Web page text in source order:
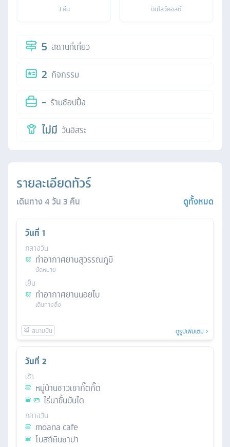
3คืน บินโลว์คอสต์
5 สถานที่เที่ยว
2 กิจกรรม
- ร้านช้อปปิ้ง
ไม่มี วันอิสระ
รายละเอียดทัวร์
เดินทาง4วัน3 คืน ดูทั้งหมด
วันที่ 1
กลางวัน
ท่าอากาศยานสุวรรณภูมิ
นัดหมาย
เย็น
ท่าอากาศยานนอยไบ
เดินทางถึง
ดูรูปเพิ่มเติม
วันที่ 2
เช้า
หมู่บ้านชาวเขากั๊ตกั๊ต
ไร่นาขั้นบันได
กลางวัน
moana cafe
โบสถ์หินซาปา